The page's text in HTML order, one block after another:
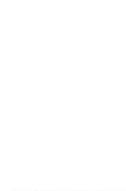
インフルエンサーが実際に使